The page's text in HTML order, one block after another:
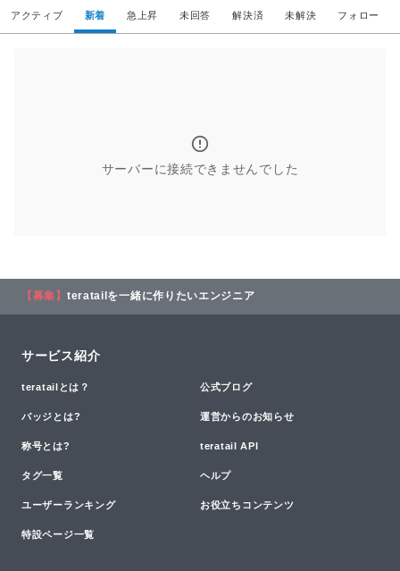
アクティブ 新着 急上昇 未回答 解決済 未解決 フォロー
サーバーに接続できませんでした
【募集】 teratailを一緒に作りたいエンジニア
サービス紹介
teratailとは？ 公式ブログ
バッジとは? 運営からのお知らせ
称号とは? teratail API
タグ一覧 ヘルプ
ユーザーランキング お役立ちコンテンツ
特設ページ一覧